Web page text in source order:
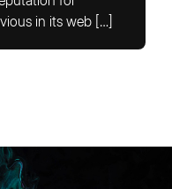
in its web […]